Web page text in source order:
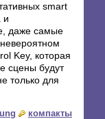
smart
и
даже самые
Key, которая
сцены будут
только для
компакты